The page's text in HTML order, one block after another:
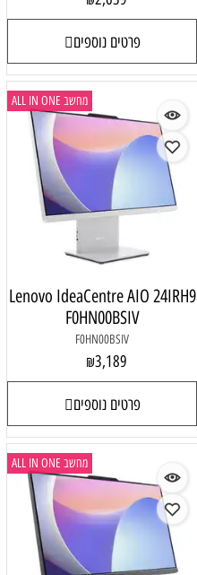
פרטים נוספים
מחשב ALL IN ONE
Lenovo IdeaCentre AIO 24IRH9
F0HN00BSIV
F0HN00BSIV
₪3,189
פרטים נוספים
מחשב ALL IN ONE